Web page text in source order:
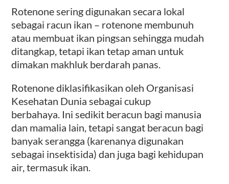
Rotenone sering digunakan secara lokal
sebagai racun ikan – rotenone membunuh
atau membuat ikan pingsan sehingga mudah
ditangkap, tetapi ikan tetap aman untuk
dimakan makhluk berdarah panas.
Rotenone diklasifikasikan oleh Organisasi
Kesehatan Dunia sebagai cukup
berbahaya. Ini sedikit beracun bagi manusia
dan mamalia lain, tetapi sangat beracun bagi
banyak serangga (karenanya digunakan
sebagai insektisida) dan juga bagi kehidupan
air, termasuk ikan.